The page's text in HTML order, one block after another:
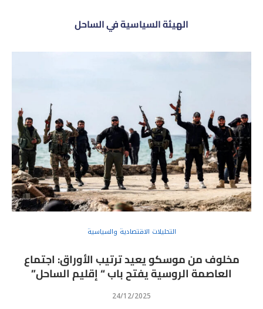
الهيئة السياسية في الساحل
التحليلات الاقتصادية والسياسية
مخلوف من موسكو يعيد ترتيب الأوراق: اجتماع
العاصمة الروسية يفتح باب “ إقليم الساحل”
24/12/2025